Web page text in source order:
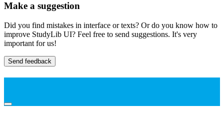
Make a suggestion
Did you find mistakes in interface or texts? Or do you know how to
improve StudyLib UI? Feel free to send suggestions. It's very
important for us!
Send feedback